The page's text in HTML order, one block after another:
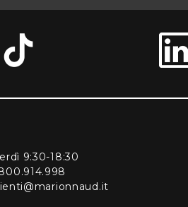
9:30-18:30